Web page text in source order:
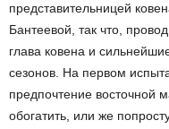
представительницей
Бантеевой, так что,
глава ковена и
сезонов. На первом
предпочтение восточной
обогатить, или же